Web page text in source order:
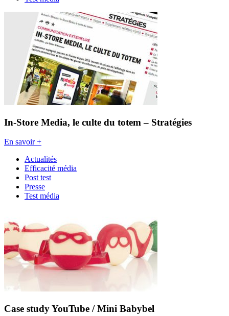
In-Store Media, le culte du totem – Stratégies
En savoir +
Actualités
Efficacité média
Post test
Presse
Test média
Case study YouTube / Mini Babybel